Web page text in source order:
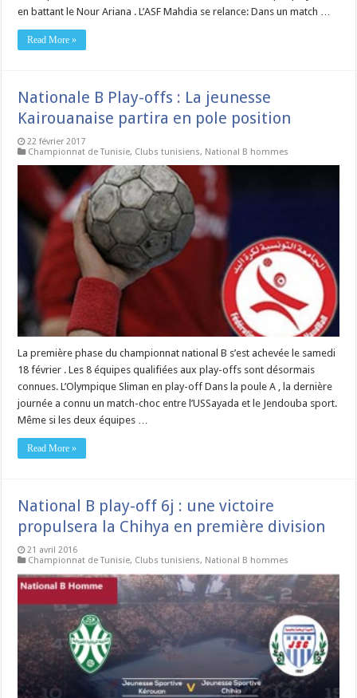
en battant le Nour Ariana . L’ASF Mahdia se relance: Dans un match …
Read More »
Nationale B Play-offs : La jeunesse
Kairouanaise partira en pole position
22 février 2017
Championnat de Tunisie, Clubs tunisiens, National B hommes
La première phase du championnat national B s’est achevée le samedi
18 février . Les 8 équipes qualifiées aux play-offs sont désormais
connues. L’Olympique Sliman en play-off Dans la poule A , la dernière
journée a connu un match-choc entre l’USSayada et le Jendouba sport.
Même si les deux équipes …
Read More »
National B play-off 6j : une victoire
propulsera la Chihya en première division
21 avril 2016
Championnat de Tunisie, Clubs tunisiens, National B hommes